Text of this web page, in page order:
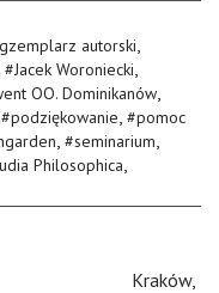
autorski,
#Jacek Woroniecki,
OO. Dominikanów,
#podziękowanie, #pomoc
, #seminarium,
Philosophica,
Kraków,